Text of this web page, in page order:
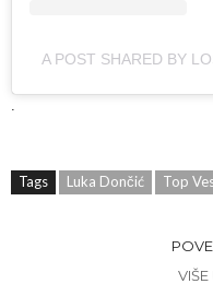
A POST SHARED BY
Tags Luka Dončić Top